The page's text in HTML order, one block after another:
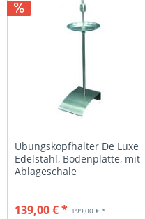
Übungskopfhalter De Luxe
Edelstahl, Bodenplatte, mit
Ablageschale
199,00 € *
139,00 € *